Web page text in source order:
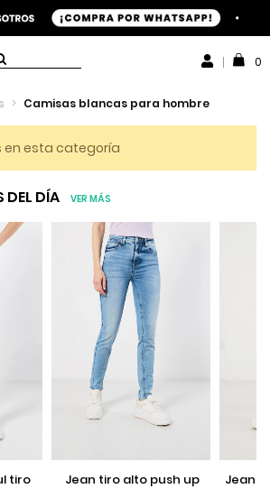
0
> Camisas blancas para hombre
en esta categoría
DEL DÍA VER MÁS
jean tiro alto push up
jean push up negro con